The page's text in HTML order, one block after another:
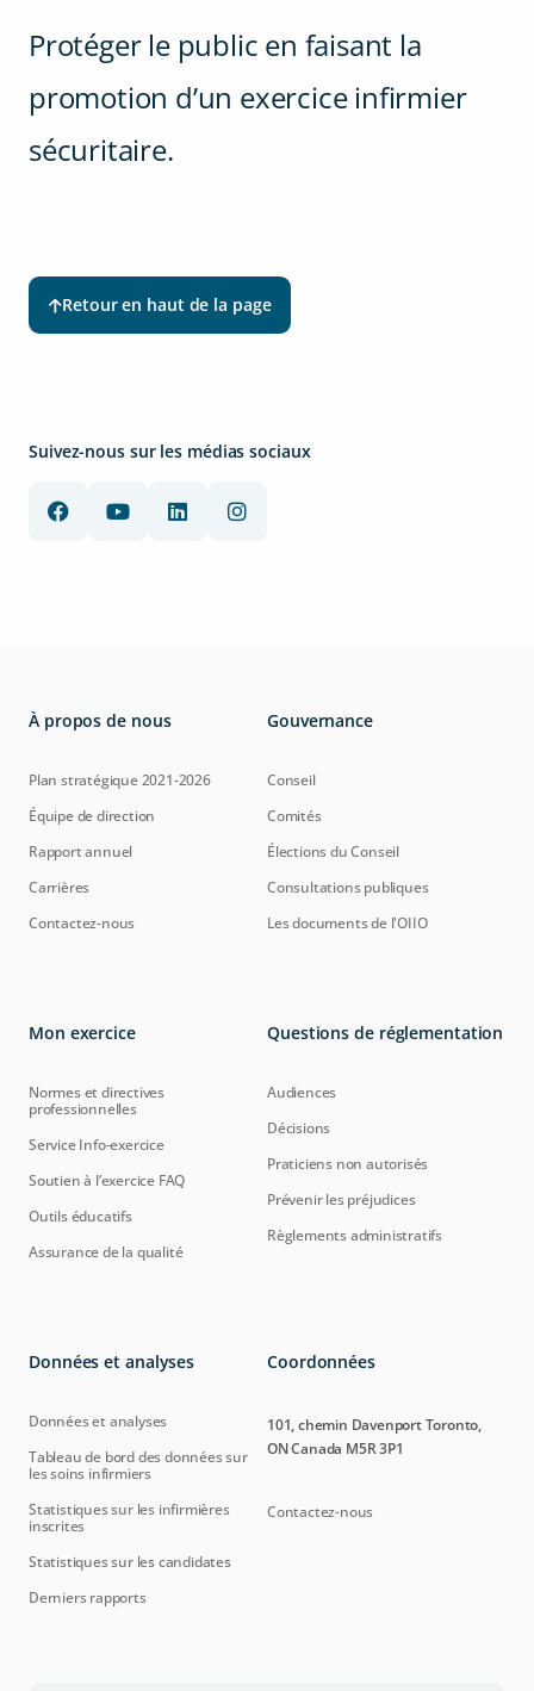
Protéger le public en faisant la
promotion d’un exercice infirmier
sécuritaire.
Retour en haut de la page
Suivez-nous sur les médias sociaux
À propos de nous
Plan stratégique 2021-2026
Équipe de direction
Rapport annuel
Carrières
Contactez-nous
Gouvernance
Conseil
Comités
Élections du Conseil
Consultations publiques
Les documents de l'OIIO
Mon exercice
Normes et directives
professionnelles
Service Info-exercice
Soutien à l’exercice FAQ
Outils éducatifs
Assurance de la qualité
Questions de réglementation
Audiences
Décisions
Praticiens non autorisés
Prévenir les préjudices
Règlements administratifs
Données et analyses
Données et analyses
Tableau de bord des données sur
les soins infirmiers
Statistiques sur les infirmières
inscrites
Statistiques sur les candidates
Derniers rapports
Coordonnées
101, chemin Davenport Toronto,
ON Canada M5R 3P1
Contactez-nous